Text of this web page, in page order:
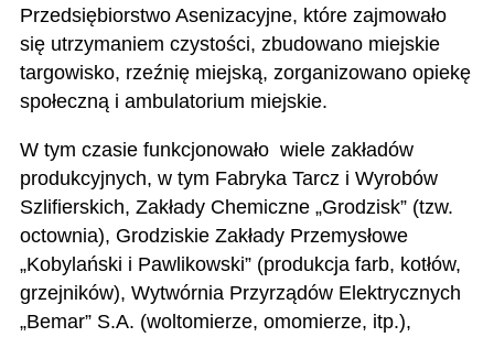
Przedsiębiorstwo Asenizacyjne, które zajmowało
się utrzymaniem czystości, zbudowano miejskie
targowisko, rzeźnię miejską, zorganizowano opiekę
społeczną i ambulatorium miejskie.
W tym czasie funkcjonowało wiele zakładów
produkcyjnych, w tym Fabryka Tarcz i Wyrobów
Szlifierskich, Zakłady Chemiczne „Grodzisk” (tzw.
octownia), Grodziskie Zakłady Przemysłowe
„Kobylański i Pawlikowski” (produkcja farb, kotłów,
grzejników), Wytwórnia Przyrządów Elektrycznych
„Bemar” S.A. (woltomierze, omomierze, itp.),